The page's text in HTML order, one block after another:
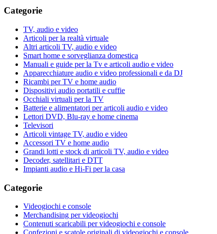
Categorie
TV, audio e video
Articoli per la realtà virtuale
Altri articoli TV, audio e video
Smart home e sorveglianza domestica
Manuali e guide per la Tv e articoli audio e video
Apparecchiature audio e video professionali e da DJ
Ricambi per TV e home audio
Dispositivi audio portatili e cuffie
Occhiali virtuali per la TV
Batterie e alimentatori per articoli audio e video
Lettori DVD, Blu-ray e home cinema
Televisori
Articoli vintage TV, audio e video
Accessori TV e home audio
Grandi lotti e stock di articoli TV, audio e video
Decoder, satellitari e DTT
Impianti audio e Hi-Fi per la casa
Categorie
Videogiochi e console
Merchandising per videogiochi
Contenuti scaricabili per videogiochi e console